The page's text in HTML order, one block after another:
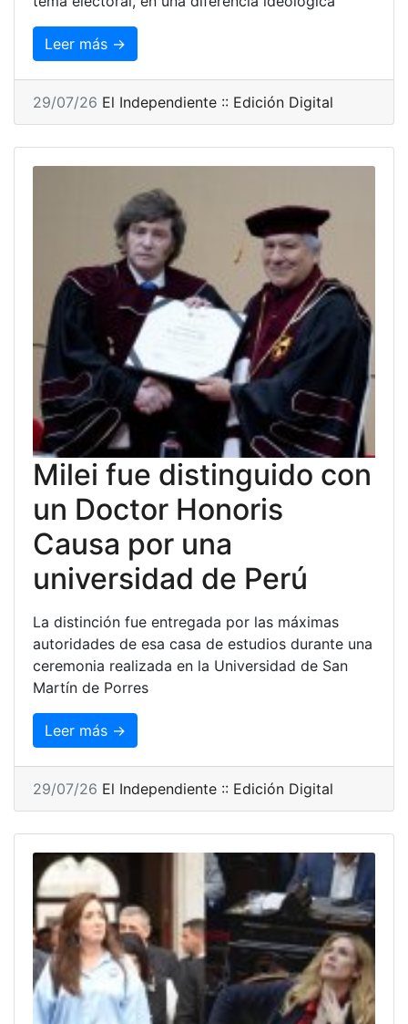
Leer más →
29/07/26 El Independiente :: Edición Digital
Milei fue distinguido con
un Doctor Honoris
Causa por una
universidad de Perú
La distinción fue entregada por las máximas
autoridades de esa casa de estudios durante una
ceremonia realizada en la Universidad de San
Martín de Porres
Leer más →
29/07/26 El Independiente :: Edición Digital